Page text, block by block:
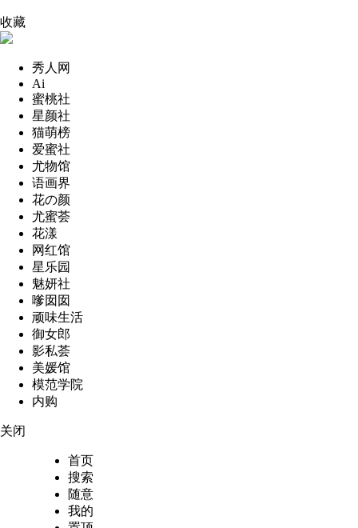
收藏
秀人网
Ai
蜜桃社
星颜社
猫萌榜
爱蜜社
尤物馆
语画界
花の颜
尤蜜荟
花漾
网红馆
星乐园
魅妍社
嗲囡囡
顽味生活
御女郎
影私荟
美媛馆
模范学院
内购
关闭
首页
搜索
随意
我的